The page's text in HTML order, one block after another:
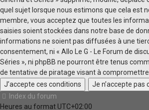
quel sujet lorsque nous estimons que cela est
membre, vous acceptez que toutes les
saisies soient stockées dans notre base de
informations ne soient pas diffusées à une
consentement, ni « Allo Le G - Le Forum de
Séries », ni phpBB ne pourront être tenus
de tentative de piratage visant à compromettre
Index du forum
Heures au format UTC+02:00